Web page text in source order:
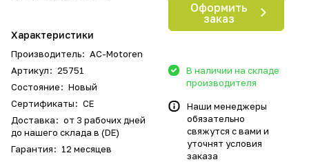
Характеристики
Производитель: AC-Motoren
Артикул: 25751
Состояние: Новый
Сертификаты: CE
Доставка: от 3 рабочих дней
до нашего склада в (DE)
Гарантия: 12 месяцев
Оформить
заказ
В наличии на складе
производителя
Наши менеджеры
обязательно
свяжутся с вами и
уточнят условия
заказа